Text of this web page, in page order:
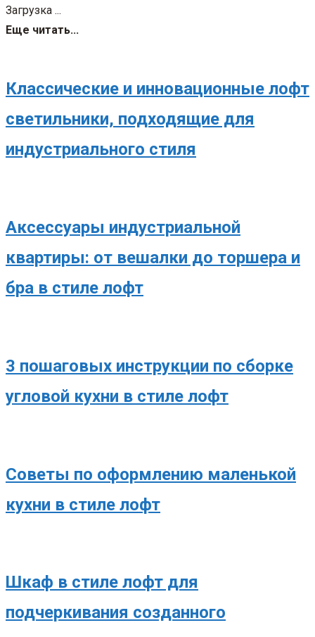
Загрузка ...
Еще читать...
Классические и инновационные лофт
светильники, подходящие для
индустриального стиля
Аксессуары индустриальной
квартиры: от вешалки до торшера и
бра в стиле лофт
3 пошаговых инструкции по сборке
угловой кухни в стиле лофт
Советы по оформлению маленькой
кухни в стиле лофт
Шкаф в стиле лофт для
подчеркивания созданного